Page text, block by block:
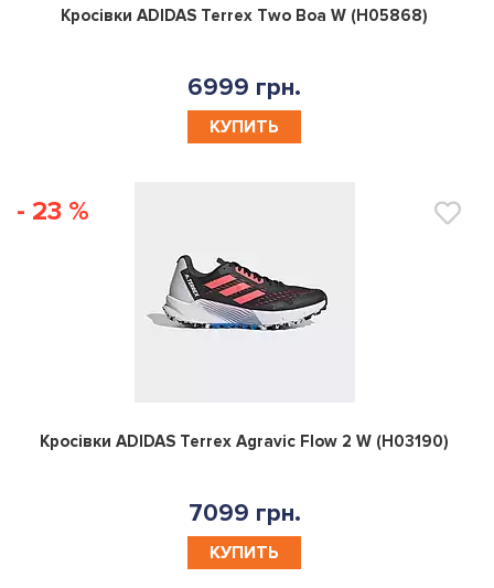
0
Кросівки ADIDAS Terrex Two Boa W (H05868)
6999 грн.
КУПИТЬ
- 23 %
0
Кросівки ADIDAS Terrex Agravic Flow 2 W (H03190)
7099 грн.
КУПИТЬ